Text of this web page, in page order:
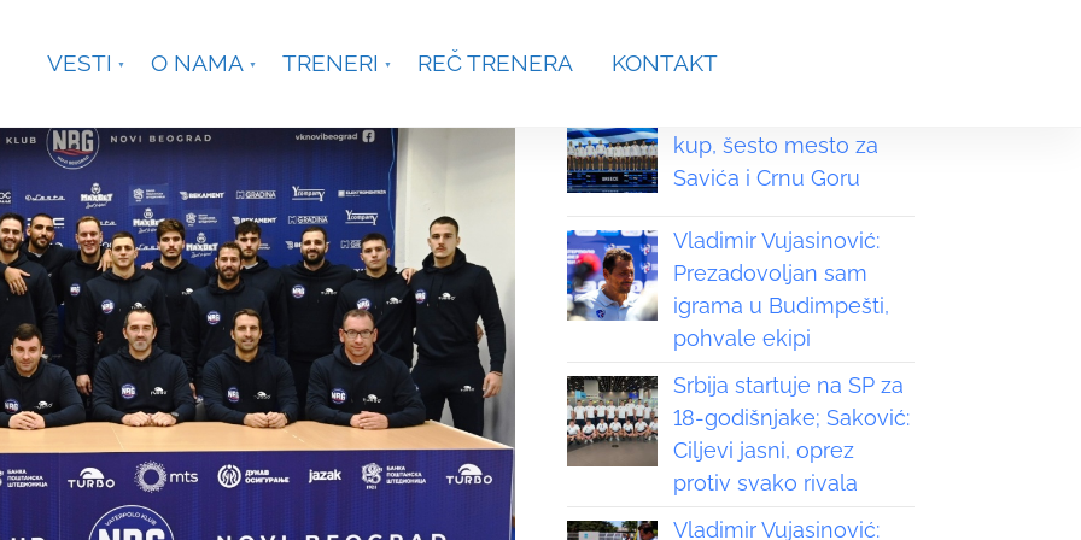
VESTI O NAMA TRENERI REČ TRENERA KONTAKT
kup, šesto mesto za
Savića i Crnu Goru
Vladimir Vujasinović:
Prezadovoljan sam
igrama u Budimpešti,
pohvale ekipi
Srbija startuje na SP za
18-godišnjake; Saković:
Ciljevi jasni, oprez
protiv svako rivala
Vladimir Vujasinović: